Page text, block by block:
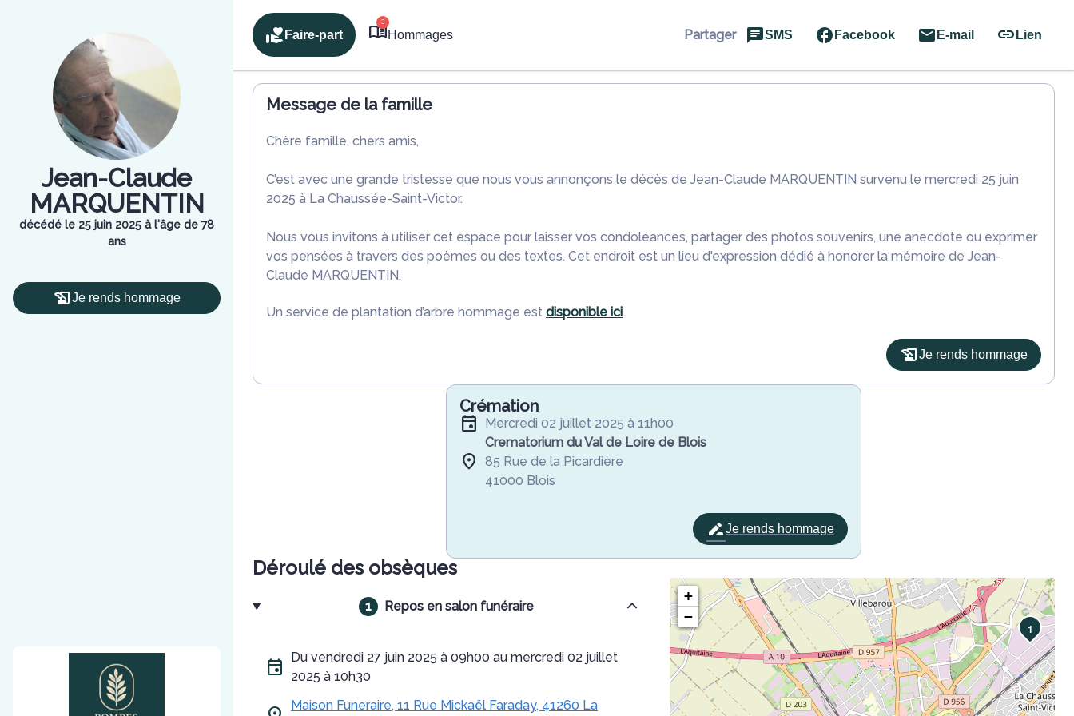
Jean-Claude
MARQUENTIN
décédé le 25 juin 2025 à l'âge de 78
ans
Je rends hommage
Faire-part
3
Hommages Partager SMS Facebook E-mail Lien
Message de la famille
Chère famille, chers amis,
C’est avec une grande tristesse que nous vous annonçons le décès de Jean-Claude MARQUENTIN survenu le mercredi 25 juin
2025 à La Chaussée-Saint-Victor.
Nous vous invitons à utiliser cet espace pour laisser vos condoléances, partager des photos souvenirs, une anecdote ou exprimer
vos pensées à travers des poèmes ou des textes. Cet endroit est un lieu d'expression dédié à honorer la mémoire de Jean-
Claude MARQUENTIN.
Un service de plantation d’arbre hommage est disponible ici.
Je rends hommage
Crémation
mercredi 02 juillet 2025 à 11h00
Crematorium du Val de Loire de Blois
85 Rue de la Picardière
41000 Blois
Je rends hommage
Déroulé des obsèques
Repos en salon funéraire
Du vendredi 27 juin 2025 à 09h00 au mercredi 02 juillet
2025 à 10h30
Maison Funeraire, 11 Rue Mickaël Faraday, 41260 La
1
+
−